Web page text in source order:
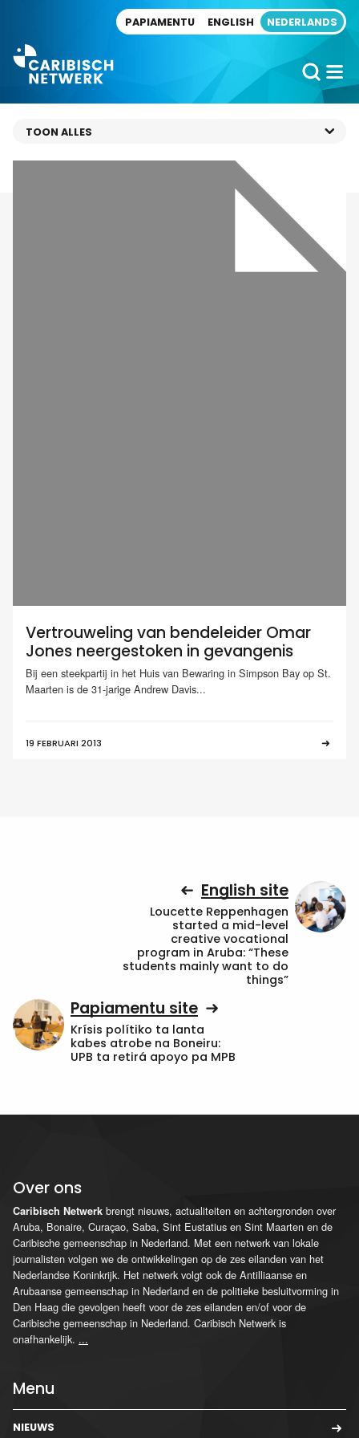
PAPIAMENTU ENGLISH NEDERLANDS
Vertrouweling van bendeleider Omar
Jones neergestoken in gevangenis
Bij een steekpartij in het Huis van Bewaring in Simpson Bay op St.
Maarten is de 31-jarige Andrew Davis...
19 FEBRUARI 2013
English site
Loucette Reppenhagen
started a mid-level
creative vocational
program in Aruba: “These
students mainly want to do
things”
Papiamentu site
Krísis polítiko ta lanta
kabes atrobe na Boneiru:
UPB ta retirá apoyo pa MPB
Over ons
Caribisch Netwerk brengt nieuws, actualiteiten en achtergronden over
Aruba, Bonaire, Curaçao, Saba, Sint Eustatius en Sint Maarten en de
Caribische gemeenschap in Nederland. Met een netwerk van lokale
journalisten volgen we de ontwikkelingen op de zes eilanden van het
Nederlandse Koninkrijk. Het netwerk volgt ook de Antilliaanse en
Arubaanse gemeenschap in Nederland en de politieke besluitvorming in
Den Haag die gevolgen heeft voor de zes eilanden en/of voor de
Caribische gemeenschap in Nederland. Caribisch Netwerk is
onafhankelijk. ...
Menu
NIEUWS